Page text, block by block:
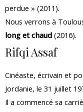
perdue » (2011).
Nous verrons à
long et chaud (2016).
Rifqi Assaf
Cinéaste, écrivain et
Jordanie, le 31 juillet
Il a commencé sa